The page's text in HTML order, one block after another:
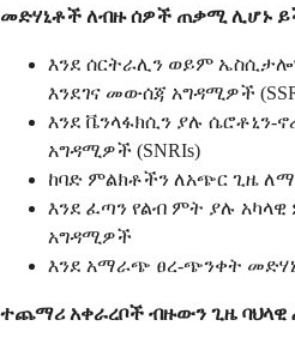
መድሃኒቶች ለብዙ ሰዎች ጠቃሚ ሊሆኑ
እንደ ሰርትራሊን ወይም
እንደገና መውሰጃ አግዳሚዎች
እንደ ቬንላፋክሲን ያሉ ሴሮቶኒን-
አግዳሚዎች (SNRIs)
ከባድ ምልክቶችን ለአጭር ጊዜ
እንደ ፈጣን የልብ ምት ያሉ
አግዳሚዎች
እንደ አማራጭ ፀረ-ጭንቀት
ተጨማሪ አቀራረቦች ብዙውን ጊዜ ባህላዊ